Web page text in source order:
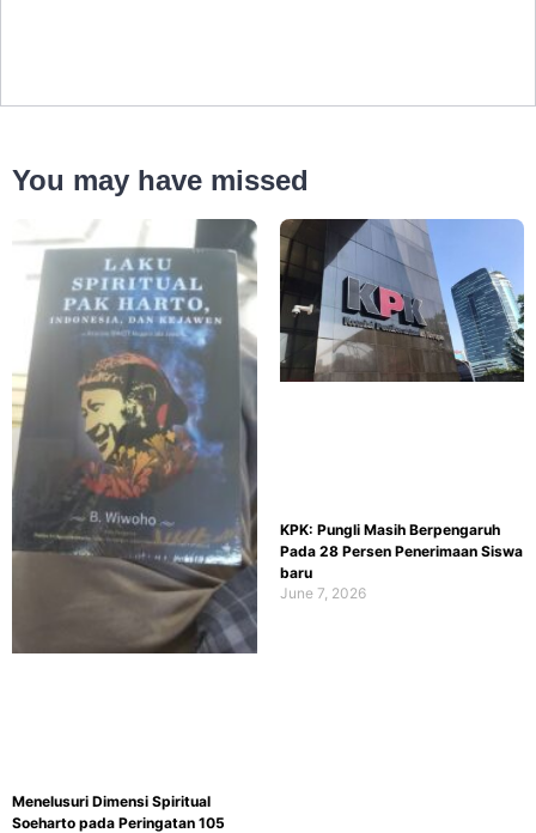
You may have missed
Menelusuri Dimensi Spiritual
Soeharto pada Peringatan 105
KPK: Pungli Masih Berpengaruh
Pada 28 Persen Penerimaan Siswa
baru
June 7, 2026